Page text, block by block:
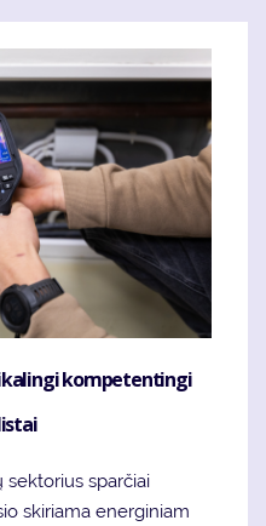
kompetentingi
sektorius sparčiai
skiriama energiniam